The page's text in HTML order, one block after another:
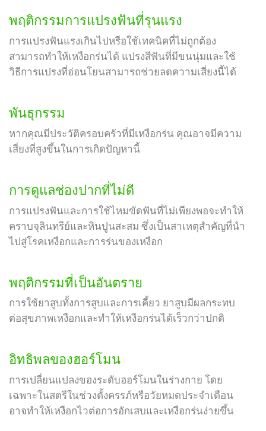
พฤติกรรมการแปรงฟันที่รุนแรง
การแปรงฟันแรงเกินไปหรือใช้เทคนิคที่ไม่ถูกต้อง
สามารถทำให้เหงือกร่นได้ แปรงสีฟันที่มีขนนุ่มและใช้
วิธีการแปรงที่อ่อนโยนสามารถช่วยลดความเสี่ยงนี้ได้
พันธุกรรม
หากคุณมีประวัติครอบครัวที่มีเหงือกร่น คุณอาจมีความ
เสี่ยงที่สูงขึ้นในการเกิดปัญหานี้
การดูแลช่องปากที่ไม่ดี
การแปรงฟันและการใช้ไหมขัดฟันที่ไม่เพียงพอจะทำให้
คราบจุลินทรีย์และหินปูนสะสม ซึ่งเป็นสาเหตุสำคัญที่นำ
ไปสู่โรคเหงือกและการร่นของเหงือก
พฤติกรรมที่เป็นอันตราย
การใช้ยาสูบทั้งการสูบและการเคี้ยว ยาสูบมีผลกระทบ
ต่อสุขภาพเหงือกและทำให้เหงือกร่นได้เร็วกว่าปกติ
อิทธิพลของฮอร์โมน
การเปลี่ยนแปลงของระดับฮอร์โมนในร่างกาย โดย
เฉพาะในสตรีในช่วงตั้งครรภ์หรือวัยหมดประจำเดือน
อาจทำให้เหงือกไวต่อการอักเสบและเหงือกร่นง่ายขึ้น